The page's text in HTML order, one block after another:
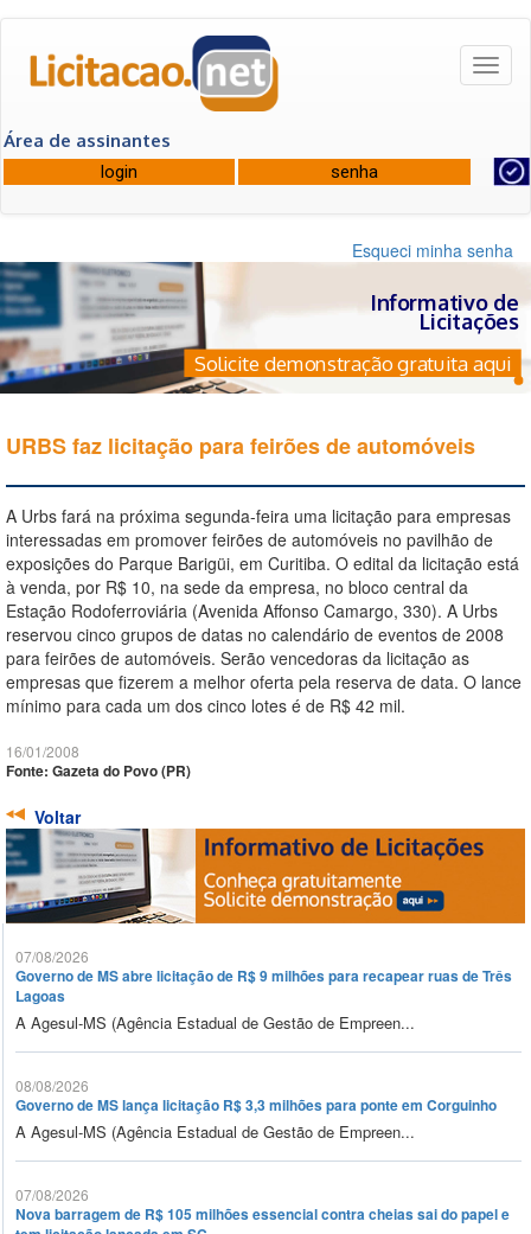
Área de assinantes
Esqueci minha senha
Informativo de
Licitações
Solicite demonstração gratuita aqui
URBS faz licitação para feirões de automóveis
A Urbs fará na próxima segunda-feira uma licitação para empresas
interessadas em promover feirões de automóveis no pavilhão de
exposições do Parque Barigüi, em Curitiba. O edital da licitação está
à venda, por R$ 10, na sede da empresa, no bloco central da
Estação Rodoferroviária (Avenida Affonso Camargo, 330). A Urbs
reservou cinco grupos de datas no calendário de eventos de 2008
para feirões de automóveis. Serão vencedoras da licitação as
empresas que fizerem a melhor oferta pela reserva de data. O lance
mínimo para cada um dos cinco lotes é de R$ 42 mil.
16/01/2008
Fonte: Gazeta do Povo (PR)
Voltar
07/08/2026
Governo de MS abre licitação de R$ 9 milhões para recapear ruas de Três
Lagoas
A Agesul-MS (Agência Estadual de Gestão de Empreen...
08/08/2026
Governo de MS lança licitação R$ 3,3 milhões para ponte em Corguinho
A Agesul-MS (Agência Estadual de Gestão de Empreen...
07/08/2026
Nova barragem de R$ 105 milhões essencial contra cheias sai do papel e